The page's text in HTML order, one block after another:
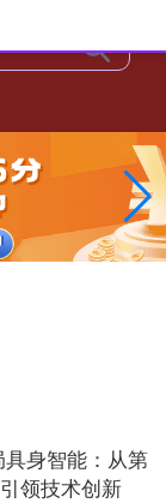
身智能：从第
领技术创新